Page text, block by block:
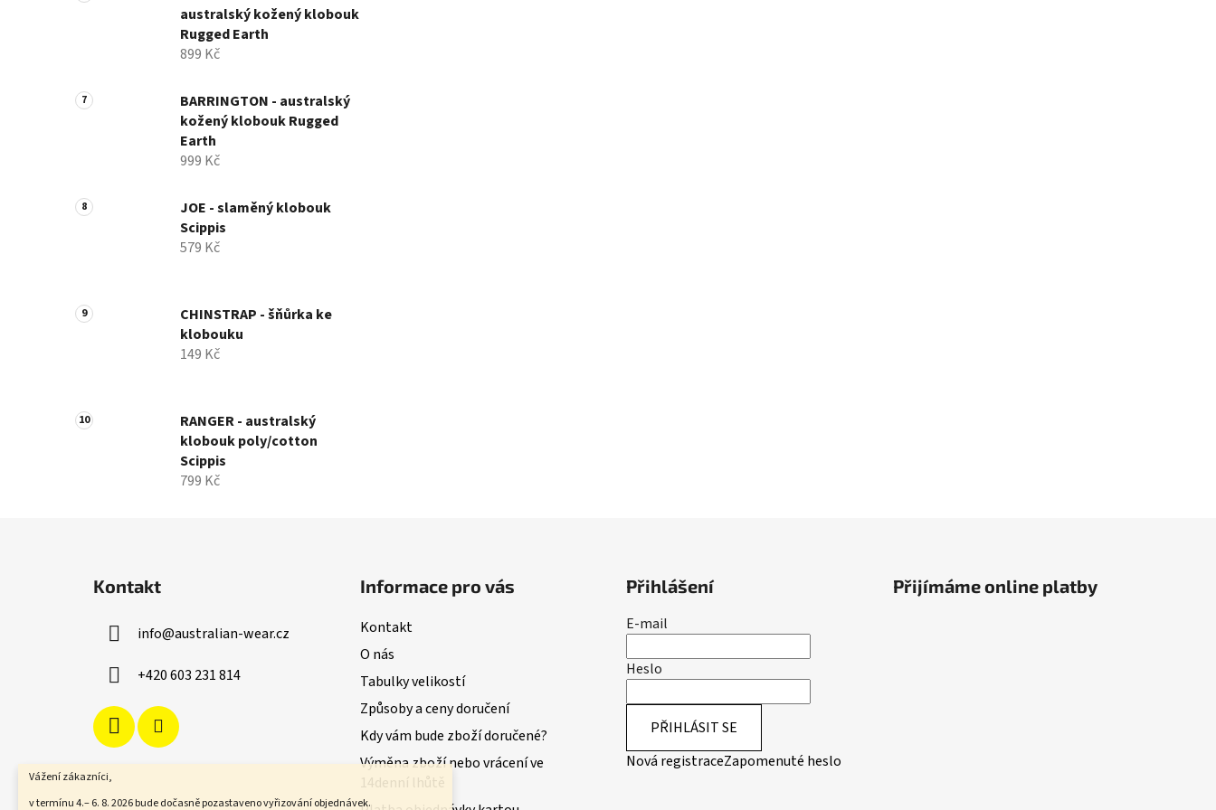
Vážení zákazníci,
v termínu 4.– 6. 8. 2026 bude dočasně pozastaveno vyřizování objednávek.
australský kožený klobouk
Rugged Earth
899 Kč
BARRINGTON - australský
kožený klobouk Rugged
Earth
999 Kč
JOE - slaměný klobouk
Scippis
579 Kč
CHINSTRAP - šňůrka ke
klobouku
149 Kč
RANGER - australský
klobouk poly/cotton
Scippis
799 Kč
Kontakt
info@australian-wear.cz
+420 603 231 814
Informace pro vás
Kontakt
O nás
Tabulky velikostí
Způsoby a ceny doručení
Kdy vám bude zboží doručené?
Výměna zboží nebo vrácení ve
14denní lhůtě
Přihlášení
E-mail
Heslo
PŘIHLÁSIT SE
Nová registraceZapomenuté heslo
Přijímáme online platby